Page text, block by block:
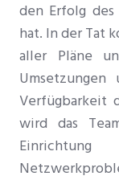
den Erfolg
hat. In der Tat
aller Pläne
Verfügbarkeit
wird das